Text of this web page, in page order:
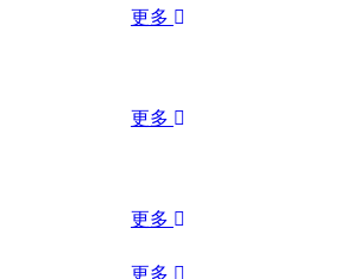
更多
更多
更多
更多